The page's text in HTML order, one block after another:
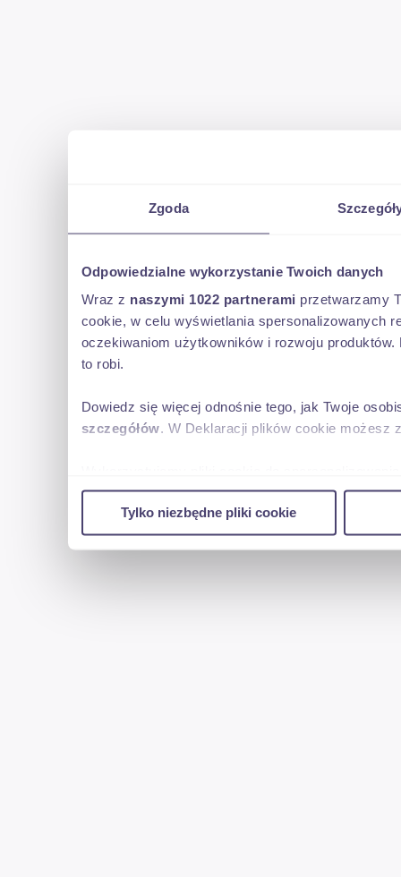
Zgoda
Odpowiedzialne wykorzystanie Twoich danych
Wraz z naszymi 1022 partnerami przetwarzamy
cookie, w celu wyświetlania spersonalizowanych
oczekiwaniom użytkowników i rozwoju
to robi.
Dowiedz się więcej odnośnie tego, jak Twoje
szczegółów. W Deklaracji plików cookie możesz
w naszej witrynie. Informacje o tym, jak
reklamowym i analitycznym. Partnerzy mogą
uzyskanymi podczas korzystania z ich usług.
Tylko niezbędne pliki cookie